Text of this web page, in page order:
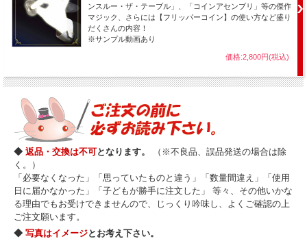
ンスルー・ザ・テーブル」、「コインアセンブリ」等の傑作
マジック、さらには【フリッパーコイン】の使い方など盛り
だくさんの内容！
※サンプル動画あり
価格:2,800円(税込)
◆ 返品・交換は不可となります。
（※不良品、誤品発送の場合は除
く。）
「必要なくなった」「思っていたものと違う」「数量間違え」「使用
日に届かなかった」「子どもが勝手に注文した」 等々、その他いかな
る理由でもお受けできませんので、じっくり吟味し、よくご確認の上
ご注文願います。
◆ 写真はイメージとお考え下さい。